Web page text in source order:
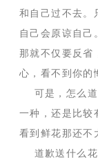
和自己过不去。
自己会原谅自己
那就不仅要反省
心，看不到你的
可是，怎么道
一种，还是比较
看到鲜花那还不
道歉送什么花